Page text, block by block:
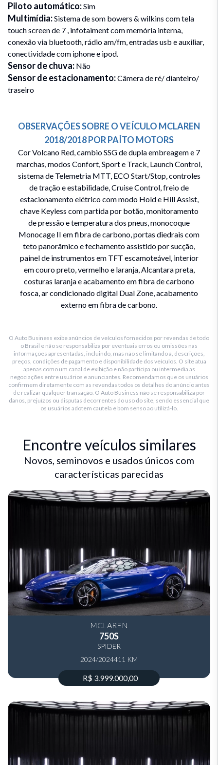
Piloto automático:Sim
Multimídia:Sistema de som bowers & wilkins com tela
touch screen de 7 , infotaiment com memória interna,
conexão via bluetooth, rádio am/fm, entradas usb e auxiliar,
conectividade com iphone e ipod.
Sensor de chuva: Não
Sensor de estacionamento:Câmera de ré/ dianteiro/
traseiro
OBSERVAÇÕES SOBRE O VEÍCULO MCLAREN
2018/2018PORPAÍTO MOTORS
Cor Volcano Red, cambio SSG de dupla embreagem e 7
marchas, modos Confort, Sport e Track, Launch Control,
sistema de Telemetria MTT, ECO Start/Stop, controles
de tração e estabilidade, Cruise Control, freio de
estacionamento elétrico com modo Hold e Hill Assist,
chave Keyless com partida por botão, monitoramento
de pressão e temperatura dos pneus, monocoque
Monocage II em fibra de carbono, portas diedrais com
teto panorâmico e fechamento assistido por sucção,
painel de instrumentos em TFT escamoteável, interior
em couro preto, vermelho e laranja, Alcantara preta,
costuras laranja e acabamento em fibra de carbono
fosca, ar condicionado digital Dual Zone, acabamento
externo em fibra de carbono.
O Auto Business exibe anúncios de veículos fornecidos por revendas de todo
o Brasil e não se responsabiliza por eventuais erros ou omissões nas
informações apresentadas, incluindo, mas não se limitando a, descrições,
preços, condições de pagamento e disponibilidade dos veículos. O site atua
apenas como um canal de exibição e não participa ou intermedia as
negociações entre usuários e anunciantes. Recomendamos que os usuários
confirmem diretamente com as revendas todos os detalhes do anúncio antes
de realizar qualquer transação. O Auto Business não se responsabiliza por
danos, prejuízos ou disputas decorrentes do uso do site, sendo essencial que
os usuários adotem cautela e bom senso ao utilizá-lo.
Encontre veículos similares
Novos, seminovos e usados únicos com
características parecidas
MCLAREN
750S
SPIDER
2024/2024411 KM
R$ 3.999.000,00